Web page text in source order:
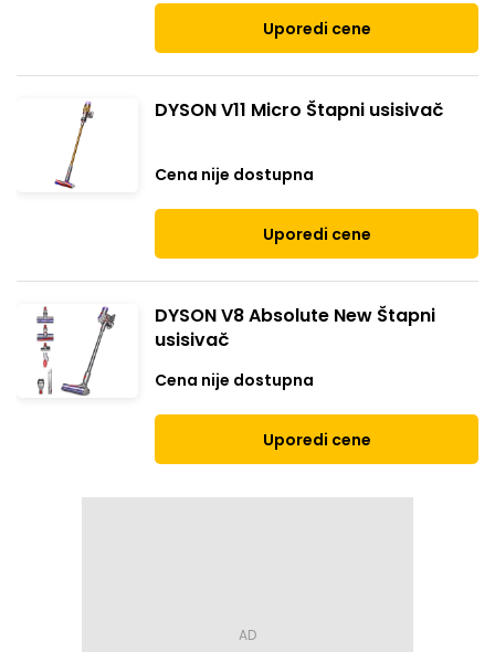
Uporedi cene
DYSON V11 Micro Štapni usisivač
Cena nije dostupna
Uporedi cene
DYSON V8 Absolute New Štapni
usisivač
Cena nije dostupna
Uporedi cene